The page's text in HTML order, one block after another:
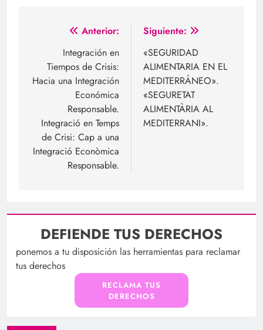
Navegación
entradas
Anterior:
Integración en
Tiempos de Crisis:
Hacia una Integración
Económica
Responsable.
Integració en Temps
de Crisi: Cap a una
Integració Econòmica
Responsable.
Siguiente:
«SEGURIDAD
ALIMENTARIA EN EL
MEDITERRÁNEO».
«SEGURETAT
ALIMENTÀRIA AL
MEDITERRANI».
DEFIENDE TUS DERECHOS
ponemos a tu disposición las herramientas para reclamar
tus derechos
RECLAMA TUS
DERECHOS